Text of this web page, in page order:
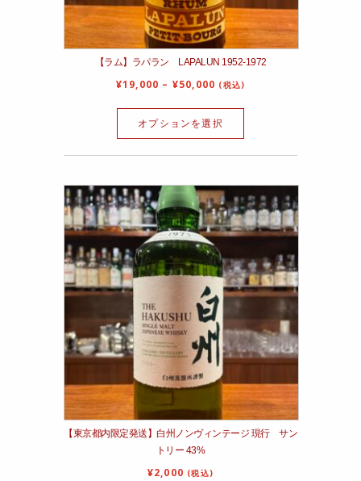
【ラム】ラパラン LAPALUN 1952‐1972
¥19,000 – ¥50,000 (税込)
オプションを選択
【東京都内限定発送】白州ノンヴィンテージ 現行 サン
トリー 43%
¥2,000 (税込)